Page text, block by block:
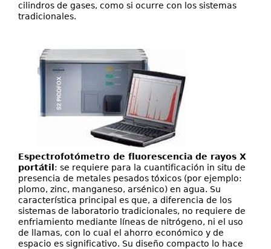
cilindros de gases, como si ocurre con los sistemas
tradicionales.
Espectrofotómetro de fluorescencia de rayos X
portátil : se requiere para la cuantificación in situ de
presencia de metales pesados tóxicos (por ejemplo:
plomo, zinc, manganeso, arsénico) en agua. Su
característica principal es que, a diferencia de los
sistemas de laboratorio tradicionales, no requiere de
enfriamiento mediante líneas de nitrógeno, ni el uso
de llamas, con lo cual el ahorro económico y de
espacio es significativo. Su diseño compacto lo hace